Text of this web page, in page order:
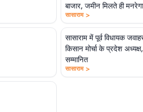
बाजार, जमीन मिलते ही
सासाराम >
सासाराम में पूर्व विधायक
किसान मोर्चा के प्रदेश
सम्मानित
सासाराम >